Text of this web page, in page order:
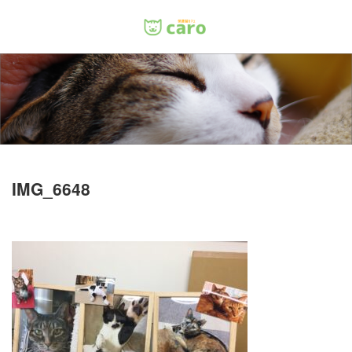
IMG_6648
Menu
ホーム
料金
里親について